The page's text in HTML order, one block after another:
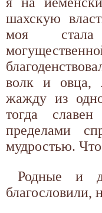
шахскую
моя
волк и овца,
жажду из
тогда
пределами
мудростью.
Родные и
благословили,